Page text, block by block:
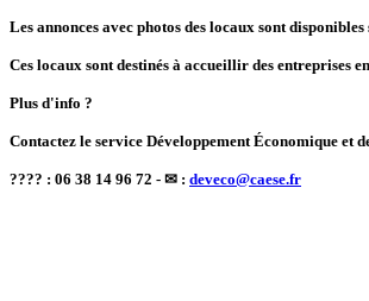
Les annonces avec photos des locaux sont
Ces locaux sont destinés à accueillir des entreprises
Plus d'info ?
Contactez le service Développement Économique et
???? : 06 38 14 96 72 - ✉ : deveco@caese.fr